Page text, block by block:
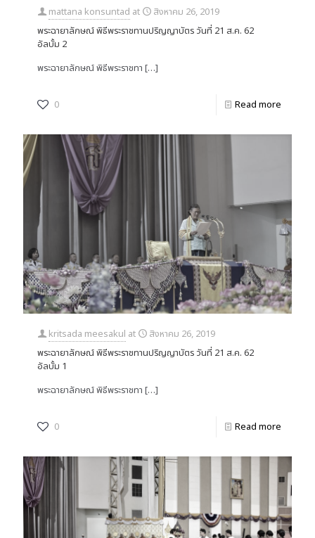
mattana konsuntad at
สิงหาคม 26, 2019
พระฉายาลักษณ์ พิธีพระราชทานปริญญาบัตร วันที่ 21 ส.ค. 62
อัลบั้ม 2
พระฉายาลักษณ์ พิธีพระราชทา […]
0 Read more
kritsada meesakul at
สิงหาคม 26, 2019
พระฉายาลักษณ์ พิธีพระราชทานปริญญาบัตร วันที่ 21 ส.ค. 62
อัลบั้ม 1
พระฉายาลักษณ์ พิธีพระราชทา […]
0 Read more